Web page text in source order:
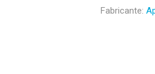
Fabricante: